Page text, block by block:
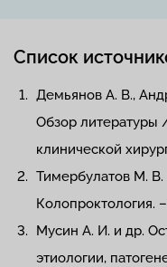
Список
Демьянов А. В.,
Обзор литературы
клинической
Тимербулатов М.
Колопроктология.
Мусин А. И. и др.
этиологии,